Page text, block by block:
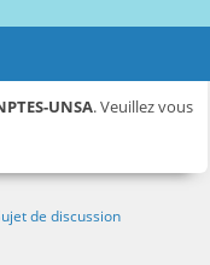
UNSA. Veuillez vous
de discussion